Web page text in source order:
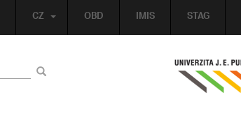
OBD IMIS STAG
CZ